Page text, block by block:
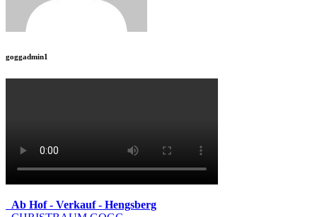
goggadmin1
Ab Hof - Verkauf - Hengsberg